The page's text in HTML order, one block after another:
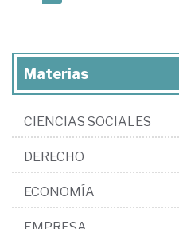
Materias
CIENCIAS SOCIALES
DERECHO
ECONOMÍA